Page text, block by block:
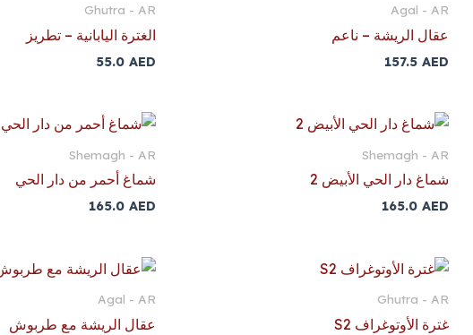
Agal - AR
عقال الريشة – ناعم
157.5AED
Ghutra - AR
الغترة اليابانية – تطريز
55.0 AED
Shemagh - AR
شماغ دار الحي الأبيض 2
165.0AED
Shemagh - AR
شماغ أحمر من دار الحي
165.0 AED
Ghutra - AR
غترة الأوتوغراف S2
Agal - AR
عقال الريشة مع طربوش